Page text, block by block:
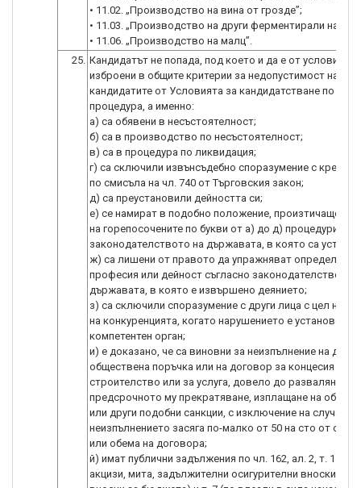
• 11.02. „Производство на вина от грозде”;
• 11.03. „Производство на други ферментирали
• 11.06. „Производство на малц”.
25. Кандидатът не попада, под което и да е от условията,
изброени в общите критерии за недопустимост на
кандидатите от Условията за кандидатстване по
процедура, а именно:
a) са обявени в несъстоятелност;
б) са в производство по несъстоятелност;
в) са в процедура по ликвидация;
г) са сключили извънсъдебно споразумение с
по смисъла на чл. 740 от Търговския закон;
д) са преустановили дейността си;
е) се намират в подобно положение, произтичащо от
на горепосочените по букви от а) до д) процедури,
законодателството на държавата, в която са
ж) са лишени от правото да упражняват определена
професия или дейност съгласно законодателството
държавата, в която е извършено деянието;
з) са сключили споразумение с други лица с цел
на конкуренцията, когато нарушението е установено
компетентен орган;
и) е доказано, че са виновни за неизпълнение на
обществена поръчка или на договор за концесия за
строителство или за услуга, довело до разваляне или
предсрочното му прекратяване, изплащане на
или други подобни санкции, с изключение на
неизпълнението засяга по-малко от 50 на сто от
или обема на договора;
й) имат публични задължения по чл. 162, ал. 2, т. 1 (за
акцизи, мита, задължителни осигурителни вноски и